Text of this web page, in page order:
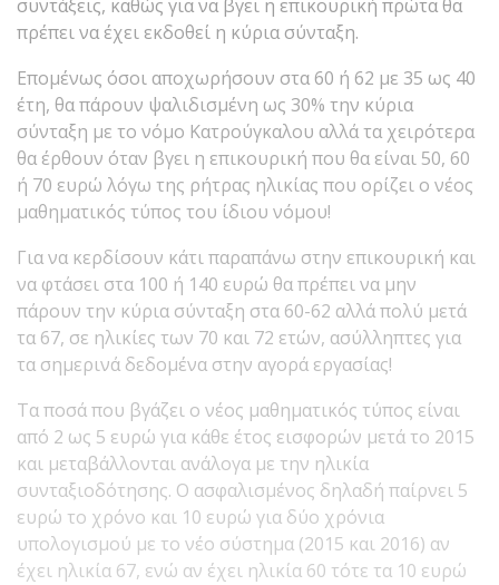
συντάξεις, καθώς για να βγει η επικουρική πρώτα θα
πρέπει να έχει εκδοθεί η κύρια σύνταξη.
Επομένως όσοι αποχωρήσουν στα 60 ή 62 με 35 ως 40
έτη, θα πάρουν ψαλιδισμένη ως 30% την κύρια
σύνταξη με το νόμο Κατρούγκαλου αλλά τα χειρότερα
θα έρθουν όταν βγει η επικουρική που θα είναι 50, 60
ή 70 ευρώ λόγω της ρήτρας ηλικίας που ορίζει ο νέος
μαθηματικός τύπος του ίδιου νόμου!
Για να κερδίσουν κάτι παραπάνω στην επικουρική και
να φτάσει στα 100 ή 140 ευρώ θα πρέπει να μην
πάρουν την κύρια σύνταξη στα 60-62 αλλά πολύ μετά
τα 67, σε ηλικίες των 70 και 72 ετών, ασύλληπτες για
τα σημερινά δεδομένα στην αγορά εργασίας!
Τα ποσά που βγάζει ο νέος μαθηματικός τύπος είναι
από 2 ως 5 ευρώ για κάθε έτος εισφορών μετά το 2015
και μεταβάλλονται ανάλογα με την ηλικία
συνταξιοδότησης. Ο ασφαλισμένος δηλαδή παίρνει 5
ευρώ το χρόνο και 10 ευρώ για δύο χρόνια
υπολογισμού με το νέο σύστημα (2015 και 2016) αν
έχει ηλικία 67, ενώ αν έχει ηλικία 60 τότε τα 10 ευρώ